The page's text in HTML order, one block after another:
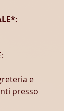
e
presso